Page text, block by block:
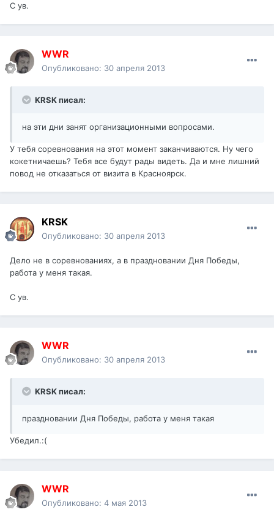
С ув.
WWR
Опубликовано: 30 апреля 2013
KRSK писал:
на эти дни занят организационными вопросами.
У тебя соревнования на этот момент заканчиваются. Ну чего
кокетничаешь? Тебя все будут рады видеть. Да и мне лишний
повод не отказаться от визита в Красноярск.
KRSK
Опубликовано: 30 апреля 2013
Дело не в соревнованиях, а в праздновании Дня Победы,
работа у меня такая.
С ув.
WWR
Опубликовано: 30 апреля 2013
KRSK писал:
праздновании Дня Победы, работа у меня такая
Убедил.:(
WWR
Опубликовано: 4 мая 2013